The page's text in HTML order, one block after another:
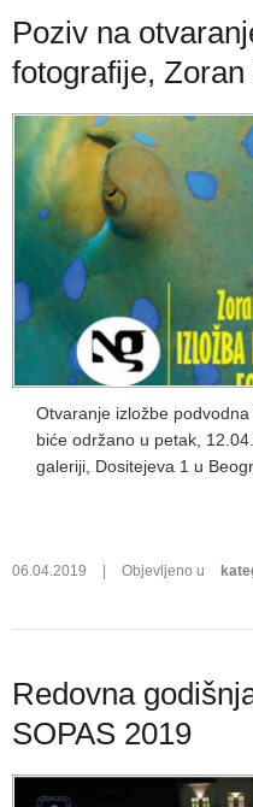
Poziv na
fotografije, Zoran
Otvaranje izložbe
biće održano u petak,
galeriji, Dositejeva 1 u
06.04.2019 Objevljeno u
Redovna
SOPAS 2019